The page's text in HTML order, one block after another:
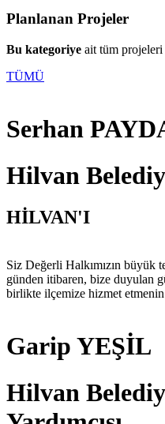
Planlanan Projeler
Bu kategoriye ait tüm
TÜMÜ
Serhan
Hilvan
HİLVAN'I
Siz Değerli Halkımızın büyük
günden itibaren, bize duyulan
birlikte ilçemize hizmet
Garip YEŞİL
Hilvan